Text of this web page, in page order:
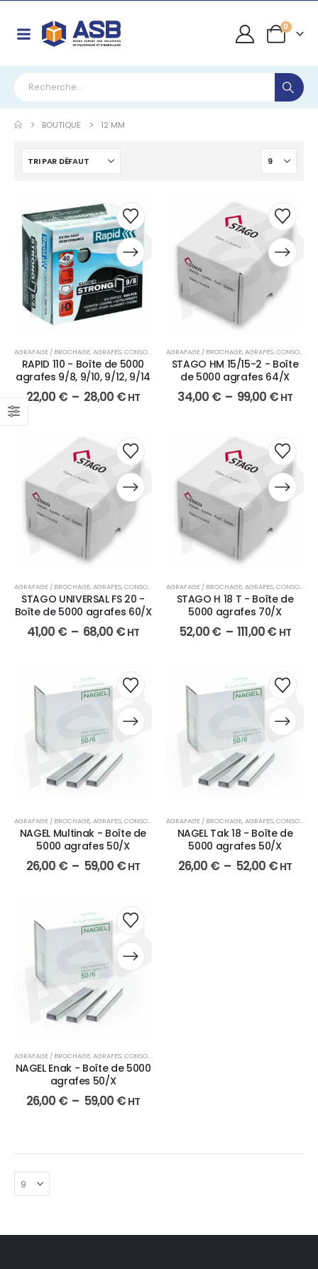
0
BOUTIQUE 12 MM
AGRAFAGE / BROCHAGE,AGRAFES,CONSOMMABLES
RAPID 110 - Boîte de 5000
agrafes 9/8, 9/10, 9/12, 9/14
22,00 € – 28,00 € HT
AGRAFAGE / BROCHAGE,AGRAFES,CONSOMMABLES
STAGO HM 15/15-2 - Boîte
de 5000 agrafes 64/X
34,00 € – 99,00 € HT
AGRAFAGE / BROCHAGE,AGRAFES,CONSOMMABLES
STAGO UNIVERSAL FS 20 -
Boîte de 5000 agrafes 60/X
41,00 € – 68,00 € HT
AGRAFAGE / BROCHAGE,AGRAFES,CONSOMMABLES
STAGO H 18 T - Boîte de
5000 agrafes 70/X
52,00€ – 111,00€ HT
AGRAFAGE / BROCHAGE,AGRAFES,CONSOMMABLES
NAGEL Multinak - Boîte de
5000 agrafes 50/X
26,00 € – 59,00 € HT
AGRAFAGE / BROCHAGE,AGRAFES,CONSOMMABLES
NAGEL Tak 18 - Boîte de
5000 agrafes 50/X
26,00 € – 52,00 € HT
AGRAFAGE / BROCHAGE,AGRAFES,CONSOMMABLES
NAGEL Enak - Boîte de 5000
agrafes 50/X
26,00 € – 59,00 € HT